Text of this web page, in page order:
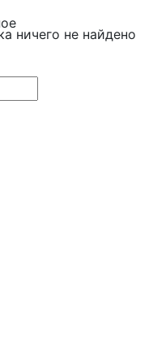
ничего не найдено